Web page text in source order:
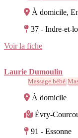
À domicile,
37 - Indre-et-
Voir la fiche
Laurie Dumoulin
Massage bébé
À domicile
Évry-
91 - Essonne